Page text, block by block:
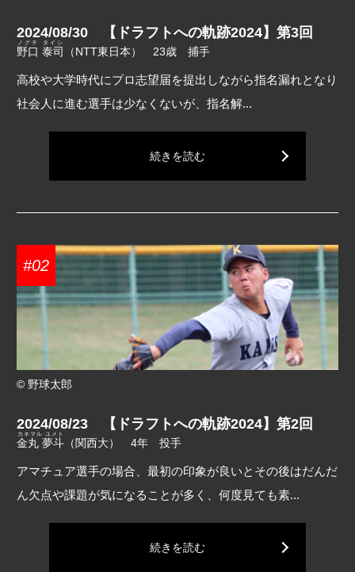
2024/08/30 【ドラフトへの軌跡2024】第3回
野口 泰司
ノグチ タイシ
（NTT東日本） 23歳 捕手
高校や大学時代にプロ志望届を提出しながら指名漏れとなり
社会人に進む選手は少なくないが、指名解...
続きを読む
#02
© 野球太郎
2024/08/23 【ドラフトへの軌跡2024】第2回
金丸 夢斗
カネマル ユメト
（関西大） 4年 投手
アマチュア選手の場合、最初の印象が良いとその後はだんだ
ん欠点や課題が気になることが多く、何度見ても素...
続きを読む